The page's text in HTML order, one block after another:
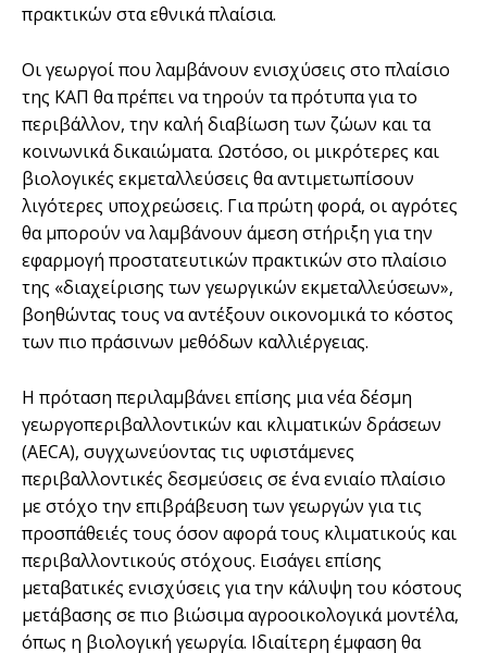
πρακτικών στα εθνικά πλαίσια.
Οι γεωργοί που λαμβάνουν ενισχύσεις στο πλαίσιο
της ΚΑΠ θα πρέπει να τηρούν τα πρότυπα για το
περιβάλλον, την καλή διαβίωση των ζώων και τα
κοινωνικά δικαιώματα. Ωστόσο, οι μικρότερες και
βιολογικές εκμεταλλεύσεις θα αντιμετωπίσουν
λιγότερες υποχρεώσεις. Για πρώτη φορά, οι αγρότες
θα μπορούν να λαμβάνουν άμεση στήριξη για την
εφαρμογή προστατευτικών πρακτικών στο πλαίσιο
της «διαχείρισης των γεωργικών εκμεταλλεύσεων»,
βοηθώντας τους να αντέξουν οικονομικά το κόστος
των πιο πράσινων μεθόδων καλλιέργειας.
Η πρόταση περιλαμβάνει επίσης μια νέα δέσμη
γεωργοπεριβαλλοντικών και κλιματικών δράσεων
(AECA), συγχωνεύοντας τις υφιστάμενες
περιβαλλοντικές δεσμεύσεις σε ένα ενιαίο πλαίσιο
με στόχο την επιβράβευση των γεωργών για τις
προσπάθειές τους όσον αφορά τους κλιματικούς και
περιβαλλοντικούς στόχους. Εισάγει επίσης
μεταβατικές ενισχύσεις για την κάλυψη του κόστους
μετάβασης σε πιο βιώσιμα αγροοικολογικά μοντέλα,
όπως η βιολογική γεωργία. Ιδιαίτερη έμφαση θα